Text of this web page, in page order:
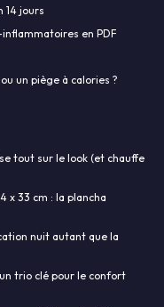
14 jours
en PDF
un piège à calories ?
tout sur le look (et chauffe
x 33 cm : la plancha
nuit autant que la
trio clé pour le confort